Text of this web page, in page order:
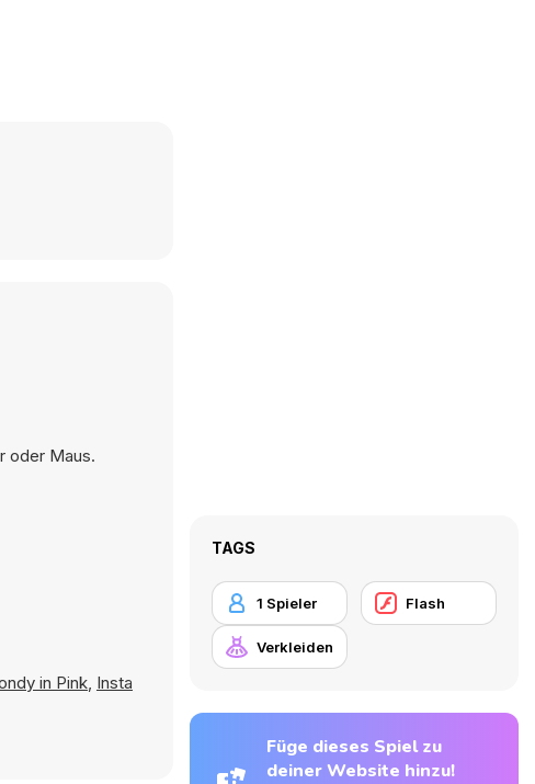
oder Maus.
in Pink, Insta
TAGS
1 Spieler Flash
Verkleiden
Füge dieses Spiel zu
deiner Website hinzu!